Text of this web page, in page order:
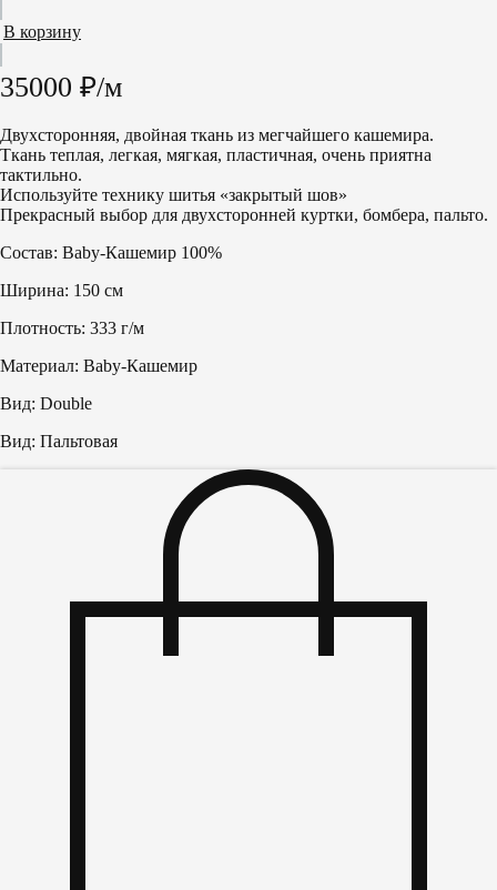
В корзину
35000 ₽/м
Двухсторонняя, двойная ткань из мегчайшего кашемира.
Ткань теплая, легкая, мягкая, пластичная, очень приятна
тактильно.
Используйте технику шитья «закрытый шов»
Прекрасный выбор для двухсторонней куртки, бомбера, пальто.
Состав: Baby-Кашемир 100%
Ширина: 150 см
Плотность: 333 г/м
Материал: Baby-Кашемир
Вид: Double
Вид: Пальтовая